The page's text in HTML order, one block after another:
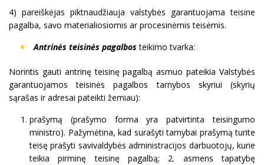
4) pareiškėjas piktnaudžiauja valstybės garantuojama teisine
pagalba, savo materialiosiomis ar procesinėmis teisėmis.
Antrinės teisinės pagalbos teikimo tvarka:
Norintis gauti antrinę teisinę pagalbą asmuo pateikia Valstybės
garantuojamos teisinės pagalbos tarnybos skyriui (skyrių
sąrašas ir adresai pateikti žemiau):
prašymą (prašymo forma yra patvirtinta teisingumo
ministro). Pažymėtina, kad surašyti tarnybai prašymą turite
teisę prašyti savivaldybės administracijos darbuotojų, kurie
teikia pirminę teisinę pagalbą; 2. asmens tapatybę